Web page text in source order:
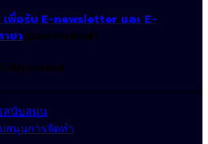
พื่อรับ E-newsletter และ E-
ขา (เฉพาะแพทย์)
สนับสนุน
สนุนการจัดทำ